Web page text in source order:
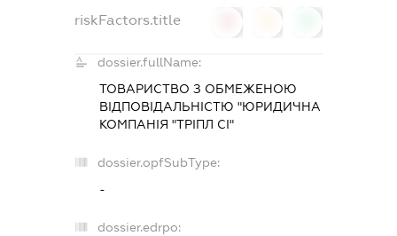
riskFactors.title
dossier.fullName:
ТОВАРИСТВО З ОБМЕЖЕНОЮ
ВІДПОВІДАЛЬНІСТЮ "ЮРИДИЧНА
КОМПАНІЯ "ТРІПЛ СІ"
dossier.opfSubType:
-
dossier.edrpo: